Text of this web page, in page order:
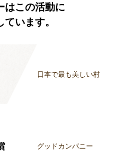
はこの活動に
ています。
日本で最も美しい村
グッドカンパニー